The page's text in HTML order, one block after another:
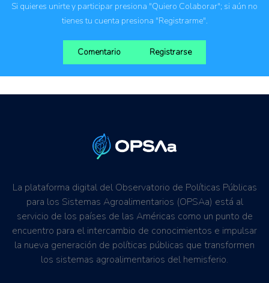
Si quieres unirte y participar presiona "Quiero Colaborar"; si aún no
tienes tu cuenta presiona "Registrarme".
Comentario Registrarse
La plataforma digital del Observatorio de Políticas Públicas
para los Sistemas Agroalimentarios (OPSAa) está al
servicio de los países de las Américas como un punto de
encuentro para el intercambio de conocimientos e impulsar
la nueva generación de políticas públicas que transformen
los sistemas agroalimentarios del hemisferio.